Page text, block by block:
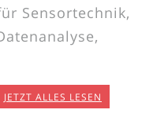
Sensortechnik,
JETZT ALLES LESEN